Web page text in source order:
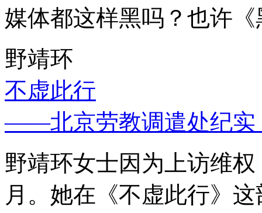
媒体都这样黑吗？也许
野靖环
不虚此行
——北京劳教调遣处纪实
野靖环女士因为上访维
月。她在《不虚此行》